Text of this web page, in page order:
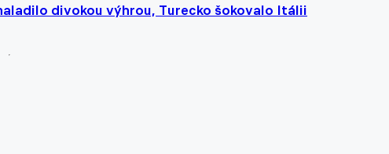
divokou výhrou, Turecko šokovalo Itálii